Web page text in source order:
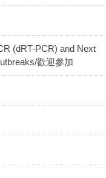
(dRT-PCR) and Next
歡迎參加